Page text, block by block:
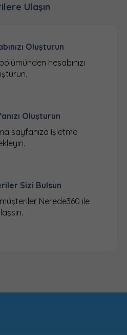
Ulaşın
Oluşturun
hesabınızı
Oluşturun
sayfanıza işletme
Sizi Bulsun
Nerede360 ile